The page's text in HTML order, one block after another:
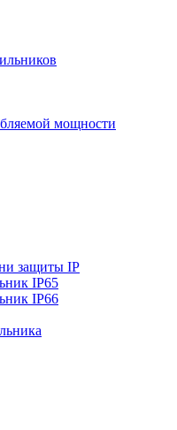
мощности
защиты IP
IP65
IP66